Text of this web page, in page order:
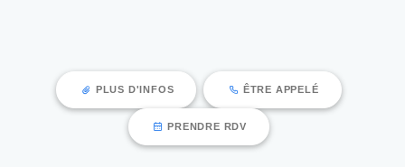
PLUS D'INFOS ÊTRE APPELÉ
PRENDRE RDV